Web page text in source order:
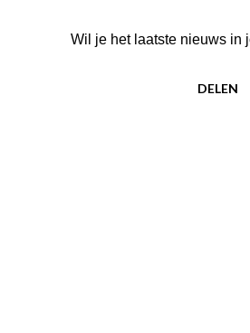
Wil je het laatste nieuws in
DELEN